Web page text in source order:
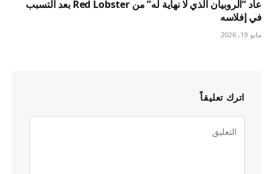
عاد “الروبيان الذي لا نهاية له” من Red Lobster بعد التسبب
في إفلاسه
مايو 19, 2026
اترك تعليقاً